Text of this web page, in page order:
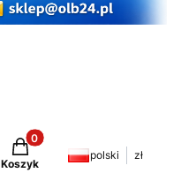
Produkty w koszyku: 0.
Koszyk
polski zł